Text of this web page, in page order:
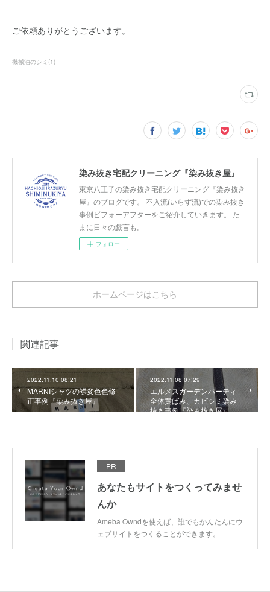
ご依頼ありがとうございます。
機械油のシミ (1)
染み抜き宅配クリーニング『染み抜き屋』
東京八王子の染み抜き宅配クリーニング『染み抜き
屋』のブログです。 不入流(いらず流)での染み抜き
事例ビフォーアフターをご紹介していきます。 た
まに日々の戯言も。
フォロー
ホームページはこちら
関連記事
2022.11.10 08:21
MARNIシャツの襟変色色修
正事例『染み抜き屋』
2022.11.08 07:29
エルメスガーデンパーティ
全体黄ばみ、カビシミ染み
抜き事例『染み抜き屋』
PR
あなたもサイトをつくってみませ
んか
Ameba Owndを使えば、誰でもかんたんにウ
ェブサイトをつくることができます。